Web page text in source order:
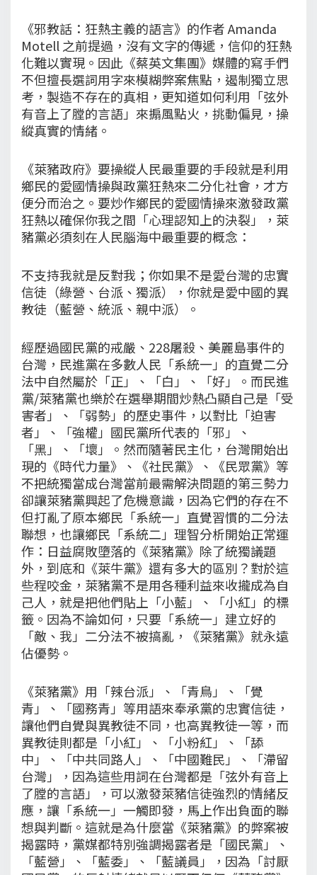
《邪教話：狂熱主義的語言》的作者 Amanda
Motell 之前提過，沒有文字的傳遞，信仰的狂熱
化難以實現。因此《蔡英文集團》媒體的寫手們
不但擅長選詞用字來模糊弊案焦點，遏制獨立思
考，製造不存在的真相，更知道如何利用「弦外
有音上了膛的言語」來搧風點火，挑動偏見，操
縱真實的情緒。
《萊豬政府》要操縱人民最重要的手段就是利用
鄉民的愛國情操與政黨狂熱來二分化社會，才方
便分而治之。要炒作鄉民的愛國情操來激發政黨
狂熱以確保你我之間「心理認知上的決裂」，萊
豬黨必須刻在人民腦海中最重要的概念：
不支持我就是反對我；你如果不是愛台灣的忠實
信徒（綠營、台派、獨派），你就是愛中國的異
教徒（藍營、統派、親中派）。
經歷過國民黨的戒嚴、228屠殺、美麗島事件的
台灣，民進黨在多數人民「系統一」的直覺二分
法中自然屬於「正」、「白」、「好」。而民進
黨/萊豬黨也樂於在選舉期間炒熱凸顯自己是「受
害者」、「弱勢」的歷史事件，以對比「迫害
者」、「強權」國民黨所代表的「邪」、
「黑」、「壞」。然而隨著民主化，台灣開始出
現的《時代力量》、《社民黨》、《民眾黨》等
不把統獨當成台灣當前最需解決問題的第三勢力
卻讓萊豬黨興起了危機意識，因為它們的存在不
但打亂了原本鄉民「系統一」直覺習慣的二分法
聯想，也讓鄉民「系統二」理智分析開始正常運
作：日益腐敗墮落的《萊豬黨》除了統獨議題
外，到底和《萊牛黨》還有多大的區別？對於這
些程咬金，萊豬黨不是用各種利益來收攏成為自
己人，就是把他們貼上「小藍」、「小紅」的標
籤。因為不論如何，只要「系統一」建立好的
「敵、我」二分法不被搞亂，《萊豬黨》就永遠
佔優勢。
《萊豬黨》用「辣台派」、「青鳥」、「覺
青」、「國務青」等用語來奉承黨的忠實信徒，
讓他們自覺與異教徒不同，也高異教徒一等，而
異教徒則都是「小紅」、「小粉紅」、「舔
中」、「中共同路人」、「中國難民」、「滯留
台灣」，因為這些用詞在台灣都是「弦外有音上
了膛的言語」，可以激發萊豬信徒強烈的情緒反
應，讓「系統一」一觸即發，馬上作出負面的聯
想與判斷。這就是為什麼當《萊豬黨》的弊案被
揭露時，黨媒都特別強調揭露者是「國民黨」、
「藍營」、「藍委」、「藍議員」，因為「討厭